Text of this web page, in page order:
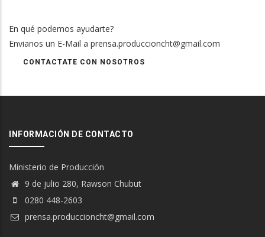
En qué podemos ayudarte?
Envianos un E-Mail a prensa.produccioncht@gmail.com
CONTACTATE CON NOSOTROS
INFORMACIÓN DE CONTACTO
Ministerio de Producción
9 de julio 280, Rawson Chubut
0280 448-2603
prensa.produccioncht@gmail.com